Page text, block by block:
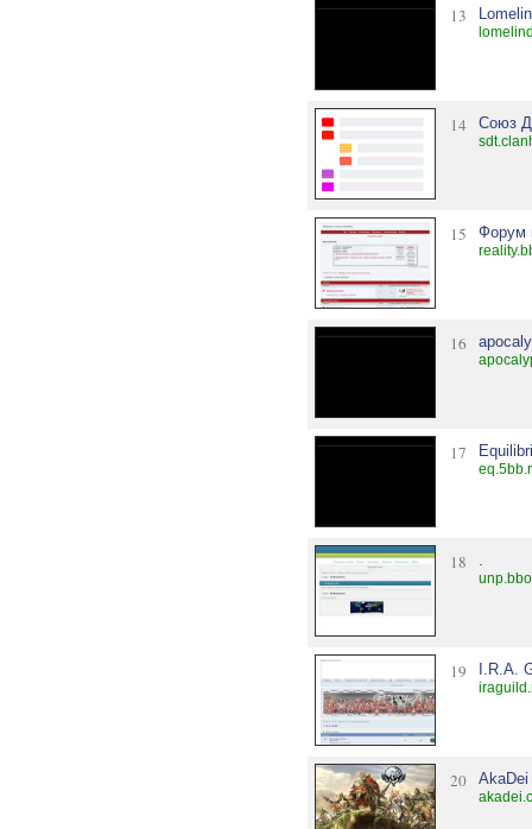
13
14 Союз
15 Форум
16
17
18 .
19 I.R.A.
20 AkaDei